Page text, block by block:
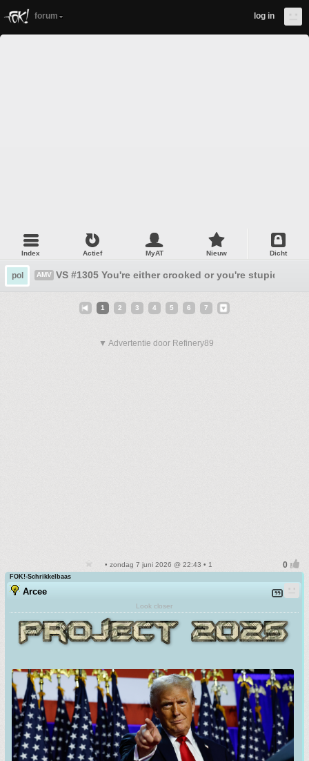
forum log in
Index Actief MyAT Nieuw Dicht
pol AMV VS #1305 You're either crooked or you're stupid.
1 2 3 4 5 6 7
▼ Advertentie door Refinery89
• zondag 7 juni 2026 @ 22:43 • 1
FOK!-Schrikkelbaas
Arcee
Look closer